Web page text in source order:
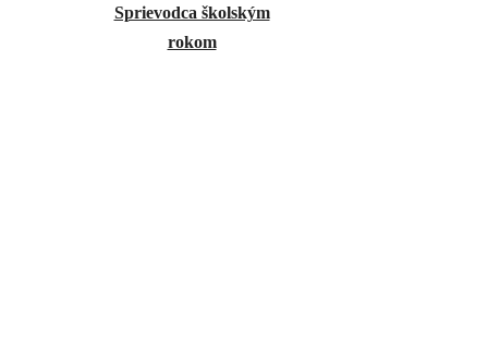
Sprievodca školským
rokom